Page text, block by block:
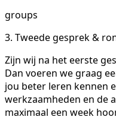
groups
3. Tweede gesprek &
Zijn wij na het eerste
Dan voeren we graag
jou beter leren kennen
werkzaamheden en de
maximaal een week